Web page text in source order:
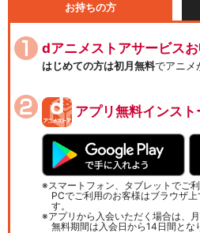
お持ちの方
dアニメストアサービス
はじめての方は初月無料でアニメ
アプリ無料インスト
スマートフォン、タブレットでご
PCでご利用のお客様はブラウザ
す。
アプリから入会いただく場合は、
無料期間は入会日から14日間とな